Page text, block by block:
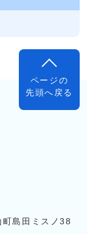
ページの
先頭へ戻る
島田ミスノ38